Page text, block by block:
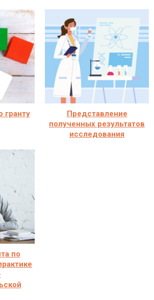
гранту
Представление
полученных результатов
исследования
по